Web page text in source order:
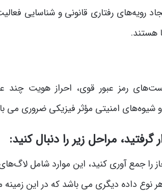
رویه‌های رفتاری قانونی و شناسایی
هستند.
رمز عبور قوی، احراز هویت چند
و شیوه‌های امنیتی مؤثر فیزیکی ضروری می
مراحل زیر را دنبال کنید:
را جمع آوری کنید، این موارد شامل
نوع داده دیگری می باشد که در این